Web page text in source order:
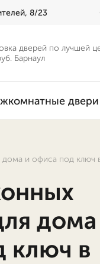
8/23
дверей по лучшей
Барнаул
двери
и офиса под ключ
ключ в